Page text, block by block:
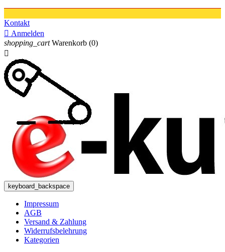
Kontakt
 Anmelden
shopping_cart Warenkorb (0)

keyboard_backspace
Impressum
AGB
Versand & Zahlung
Widerrufsbelehrung
Kategorien